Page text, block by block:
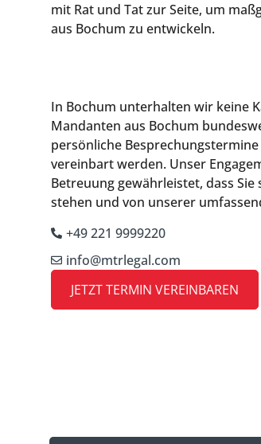
mit Rat und Tat zur Seite, um
aus Bochum zu entwickeln.
In Bochum unterhalten wir keine
Mandanten aus Bochum
persönliche
vereinbart werden. Unser
Betreuung gewährleistet, dass
stehen und von unserer
+49 221 9999220
info@mtrlegal.com
JETZT TERMIN VEREINBAREN